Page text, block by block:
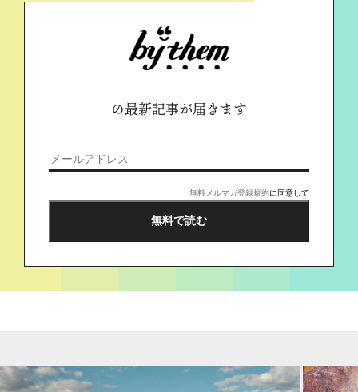
の最新記事が届きます
無料メルマガ登録規約に同意して